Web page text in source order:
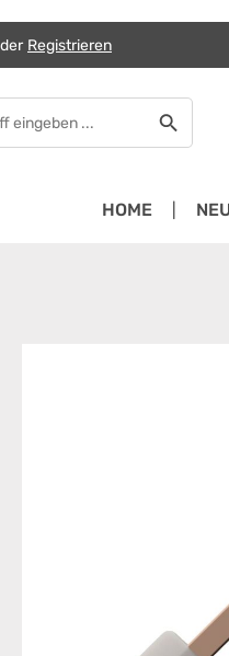
springen
Registrieren
HOME
überspringen